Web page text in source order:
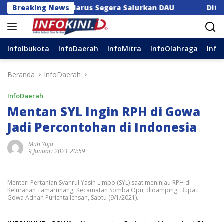
Langsung
ke
konten
Breaking News
Pusat Harus Segera Salurkan DAU Ditaklukkan
InfoIbukota InfoDaerah InfoMitra InfoOlahraga
Beranda InfoDaerah
InfoDaerah
Mentan SYL Ingin RPH di Gowa
Jadi Percontohan di Indonesia
Muh Yuja
9 Januari 2021 20:59
Menteri Pertanian Syahrul Yasin Limpo (SYL) saat meninjau RPH di
Kelurahan Tamarunang, Kecamatan Somba Opu, didampingi Bupati
Gowa Adnan Purichta Ichsan, Sabtu (9/1/2021).